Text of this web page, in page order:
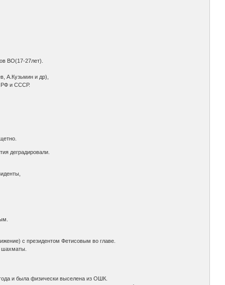
ВО(17-27лет).
А.Кузьмин и др),
РФ и СССР.
деградировали.
с президентом Фетисовым во главе.
шахматы.
и была физически выселена из ОШК.